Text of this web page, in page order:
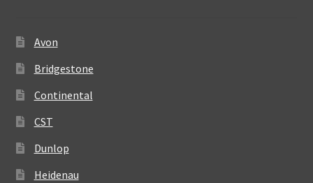
Avon
Bridgestone
Continental
CST
Dunlop
Heidenau